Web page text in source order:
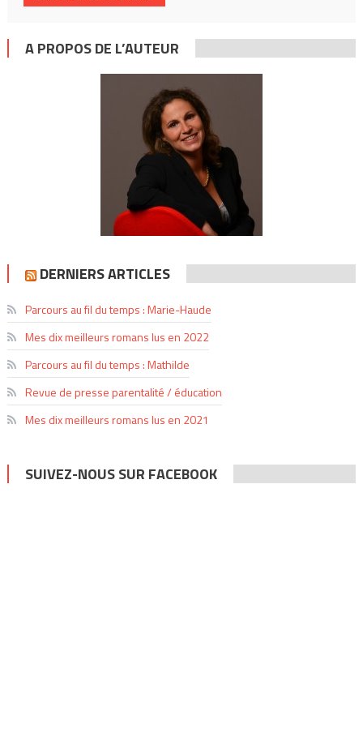
A PROPOS DE L’AUTEUR
DERNIERS ARTICLES
Parcours au fil du temps : Marie-Haude
Mes dix meilleurs romans lus en 2022
Parcours au fil du temps : Mathilde
Revue de presse parentalité / éducation
Mes dix meilleurs romans lus en 2021
SUIVEZ-NOUS SUR FACEBOOK